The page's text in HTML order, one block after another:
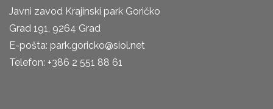
Javni zavod Krajinski park Goričko
Grad 191, 9264 Grad
E-pošta: park.goricko@siol.net
Telefon: +386 2 551 88 61